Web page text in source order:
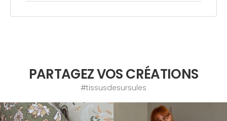
PARTAGEZ VOS CRÉATIONS
#tissusdesursules